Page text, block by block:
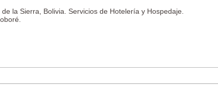
la Sierra, Bolivia. Servicios de Hotelería y Hospedaje.